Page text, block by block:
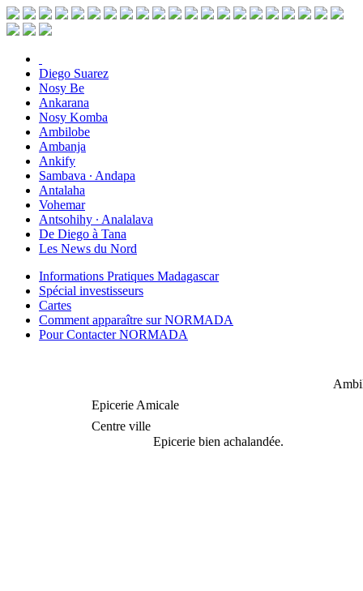
Diego Suarez
Nosy Be
Ankarana
Nosy Komba
Ambilobe
Ambanja
Ankify
Sambava ∙ Andapa
Antalaha
Vohemar
Antsohihy ∙ Analalava
De Diego à Tana
Les News du Nord
Informations Pratiques Madagascar
Spécial investisseurs
Cartes
Comment apparaître sur NORMADA
Pour Contacter NORMADA
Epicerie Amicale
Centre ville
Epicerie bien achalandée.